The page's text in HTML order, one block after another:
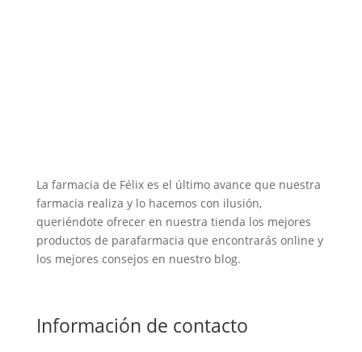
La farmacia de Félix es el último avance que nuestra
farmacia realiza y lo hacemos con ilusión,
queriéndote ofrecer en nuestra tienda los mejores
productos de parafarmacia que encontrarás online y
los mejores consejos en nuestro blog.
Información de contacto